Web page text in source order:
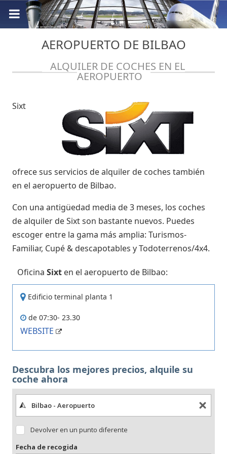
AEROPUERTO DE BILBAO
ALQUILER DE COCHES EN EL
AEROPUERTO
Sixt
ofrece sus servicios de alquiler de coches también
en el aeropuerto de Bilbao.
Con una antigüedad media de 3 meses, los coches
de alquiler de Sixt son bastante nuevos. Puedes
escoger entre la gama más amplia: Turismos-
Familiar, Cupé & descapotables y Todoterrenos/4x4.
Oficina Sixt en el aeropuerto de Bilbao:
Edificio terminal planta 1
de 07:30- 23.30
WEBSITE
Descubra los mejores precios, alquile su
coche ahora
Devolver en un punto diferente
Fecha de recogida